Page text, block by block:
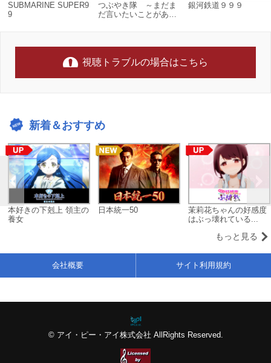
SUBMARINE SUPER9
9
つぶやき隊 ～まだま
だ言いたいことがある
銀河鉄道９９９
視聴トラブルの場合はこちら
新着＆おすすめ
本好きの下剋上 領主の
養女
日本統一50
茉莉花ちゃんの好感度
はぶっ壊れている...
もっと見る
© アイ・ピー・アイ株式会社 AllRights Reserved.
会社概要 サイト利用規約